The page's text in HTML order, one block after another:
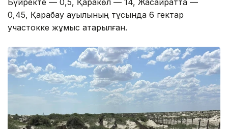
Бүйректе — 0,5, Қаракөл — 14, Жасқайратта —
0,45, Қарабау ауылының тұсында 6 гектар
участокке жұмыс атқарылған.